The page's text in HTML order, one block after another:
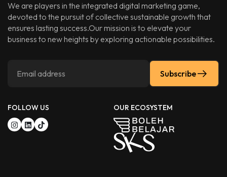
We are players in the integrated digital marketing game,
devoted to the pursuit of collective sustainable growth that
ensures lasting success.Our mission is to elevate your
business to new heights by exploring actionable possibilities.
Subscribe
FOLLOW US OUR ECOSYSTEM